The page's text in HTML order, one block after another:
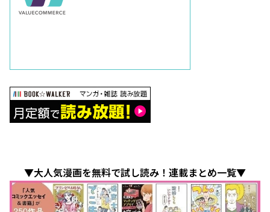
▼大人気漫画を無料で試し読み！連載まとめ一覧▼